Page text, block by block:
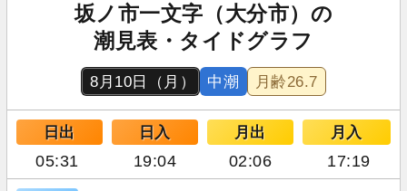
坂ノ市一文字（大分市）の
潮見表・タイドグラフ
8月10日（月） 中潮 月齢26.7
日出 日入 月出 月入
05:31 19:04 02:06 17:19